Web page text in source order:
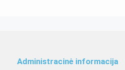
Administracinė informacija